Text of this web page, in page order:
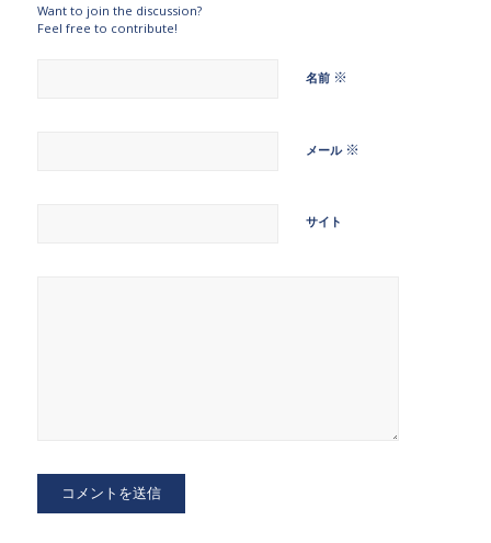
Want to join the discussion?
Feel free to contribute!
名前 ※
メール ※
サイト